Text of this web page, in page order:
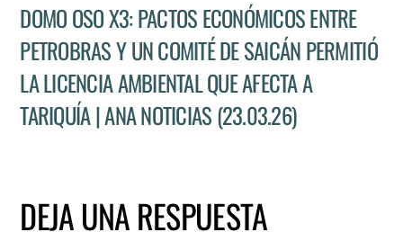
DOMO OSO X3: PACTOS ECONÓMICOS ENTRE
PETROBRAS Y UN COMITÉ DE SAICÁN PERMITIÓ
LA LICENCIA AMBIENTAL QUE AFECTA A
TARIQUÍA | ANA NOTICIAS (23.03.26)
DEJA UNA RESPUESTA